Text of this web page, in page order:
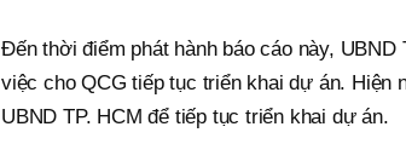
Đến thời điểm phát hành báo cáo này,
việc cho QCG tiếp tục triển khai dự án. Hiện
UBND TP. HCM để tiếp tục triển khai dự án.